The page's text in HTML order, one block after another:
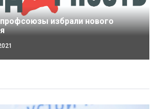
избрали нового